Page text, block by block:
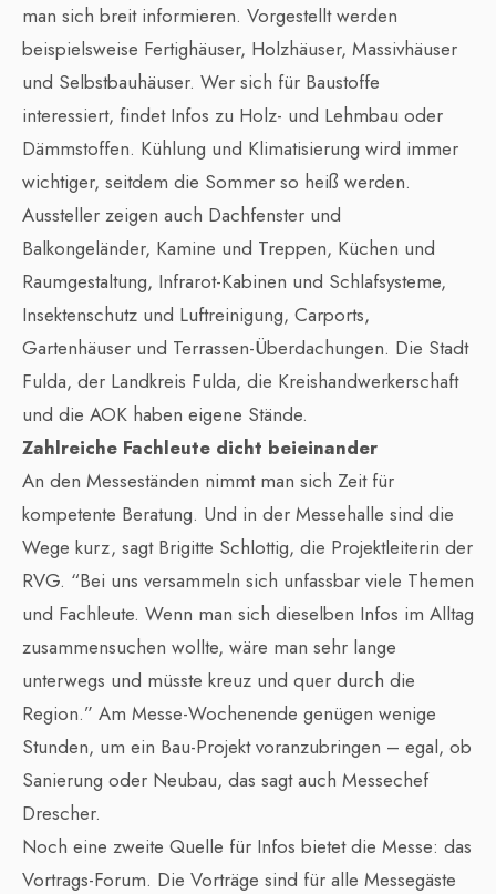
man sich breit informieren. Vorgestellt werden
beispielsweise Fertighäuser, Holzhäuser, Massivhäuser
und Selbstbauhäuser. Wer sich für Baustoffe
interessiert, findet Infos zu Holz- und Lehmbau oder
Dämmstoffen. Kühlung und Klimatisierung wird immer
wichtiger, seitdem die Sommer so heiß werden.
Aussteller zeigen auch Dachfenster und
Balkongeländer, Kamine und Treppen, Küchen und
Raumgestaltung, Infrarot-Kabinen und Schlafsysteme,
Insektenschutz und Luftreinigung, Carports,
Gartenhäuser und Terrassen-Überdachungen. Die Stadt
Fulda, der Landkreis Fulda, die Kreishandwerkerschaft
und die AOK haben eigene Stände.
Zahlreiche Fachleute dicht beieinander
An den Messeständen nimmt man sich Zeit für
kompetente Beratung. Und in der Messehalle sind die
Wege kurz, sagt Brigitte Schlottig, die Projektleiterin der
RVG. “Bei uns versammeln sich unfassbar viele Themen
und Fachleute. Wenn man sich dieselben Infos im Alltag
zusammensuchen wollte, wäre man sehr lange
unterwegs und müsste kreuz und quer durch die
Region.” Am Messe-Wochenende genügen wenige
Stunden, um ein Bau-Projekt voranzubringen – egal, ob
Sanierung oder Neubau, das sagt auch Messechef
Drescher.
Noch eine zweite Quelle für Infos bietet die Messe: das
Vortrags-Forum. Die Vorträge sind für alle Messegäste